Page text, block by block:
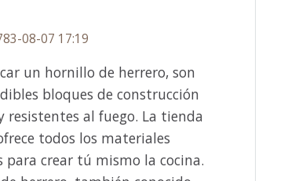
08-07 17:19
un hornillo de herrero, son
bloques de construcción
resistentes al fuego. La tienda
todos los materiales
para crear tú mismo la cocina.